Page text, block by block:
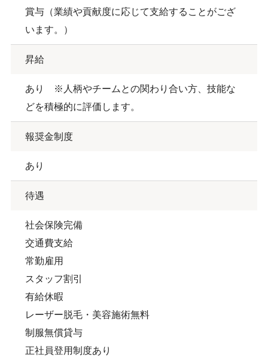
賞与（業績や貢献度に応じて支給することがござ
います。）
昇給
あり ※人柄やチームとの関わり合い方、技能な
どを積極的に評価します。
報奨金制度
あり
待遇
社会保険完備
交通費支給
常勤雇用
スタッフ割引
有給休暇
レーザー脱毛・美容施術無料
制服無償貸与
正社員登用制度あり